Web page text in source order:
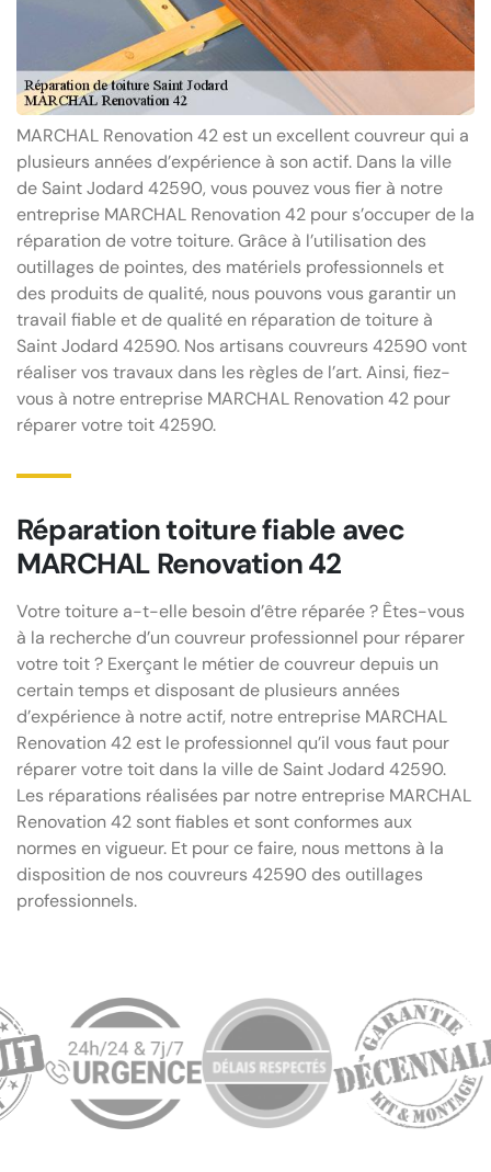
MARCHAL Renovation 42 est un excellent couvreur qui a
plusieurs années d’expérience à son actif. Dans la ville
de Saint Jodard 42590, vous pouvez vous fier à notre
entreprise MARCHAL Renovation 42 pour s’occuper de la
réparation de votre toiture. Grâce à l’utilisation des
outillages de pointes, des matériels professionnels et
des produits de qualité, nous pouvons vous garantir un
travail fiable et de qualité en réparation de toiture à
Saint Jodard 42590. Nos artisans couvreurs 42590 vont
réaliser vos travaux dans les règles de l’art. Ainsi, fiez-
vous à notre entreprise MARCHAL Renovation 42 pour
réparer votre toit 42590.
Réparation toiture fiable avec
MARCHAL Renovation 42
Votre toiture a-t-elle besoin d’être réparée ? Êtes-vous
à la recherche d’un couvreur professionnel pour réparer
votre toit ? Exerçant le métier de couvreur depuis un
certain temps et disposant de plusieurs années
d’expérience à notre actif, notre entreprise MARCHAL
Renovation 42 est le professionnel qu’il vous faut pour
réparer votre toit dans la ville de Saint Jodard 42590.
Les réparations réalisées par notre entreprise MARCHAL
Renovation 42 sont fiables et sont conformes aux
normes en vigueur. Et pour ce faire, nous mettons à la
disposition de nos couvreurs 42590 des outillages
professionnels.